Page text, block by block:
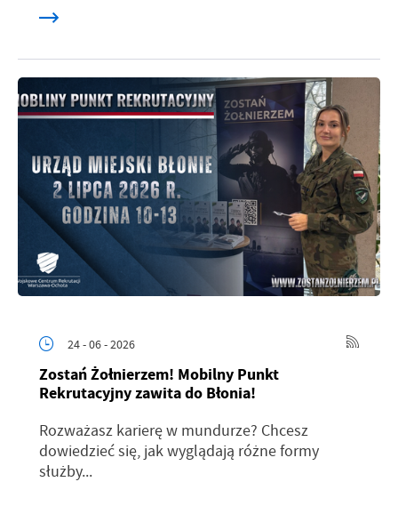
24 - 06 - 2026
Zostań Żołnierzem! Mobilny Punkt
Rekrutacyjny zawita do Błonia!
Rozważasz karierę w mundurze? Chcesz
dowiedzieć się, jak wyglądają różne formy
służby...